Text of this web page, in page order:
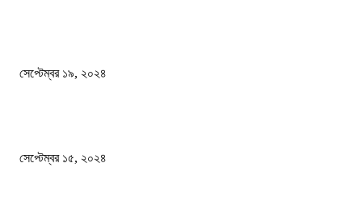
সেপ্টেম্বর ১৯, ২০২৪
সেপ্টেম্বর ১৫, ২০২৪